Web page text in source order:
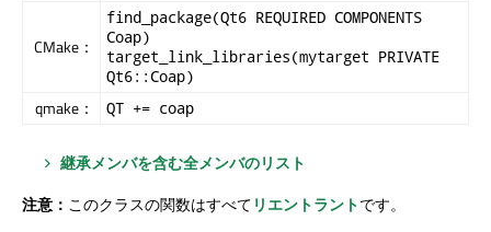
CMake：
find_package(Qt6 REQUIRED COMPONENTS
Coap)
target_link_libraries(mytarget PRIVATE
Qt6::Coap)
qmake： QT += coap
継承メンバを含む全メンバのリスト
注意： このクラスの関数はすべてリエントラントです。